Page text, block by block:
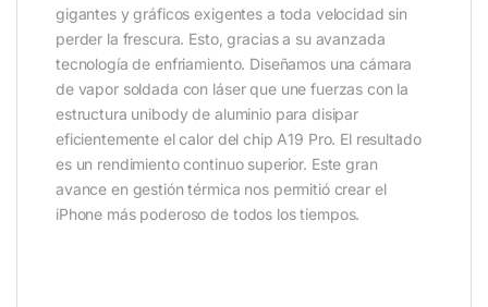
gigantes y gráficos exigentes a toda velocidad sin
perder la frescura. Esto, gracias a su avanzada
tecnología de enfriamiento. Diseñamos una cámara
de vapor soldada con láser que une fuerzas con la
estructura unibody de aluminio para disipar
eficientemente el calor del chip A19 Pro. El resultado
es un rendimiento continuo superior. Este gran
avance en gestión térmica nos permitió crear el
iPhone más poderoso de todos los tiempos.